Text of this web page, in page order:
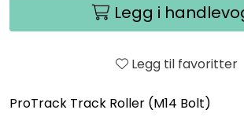
Legg i
Legg til favoritter
ProTrack Track Roller (M14 Bolt)